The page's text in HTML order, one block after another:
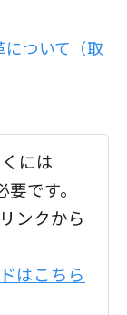
ついて（取
には
です。
ンクから
はこちら